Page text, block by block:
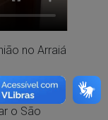
no Arraiá
a gestão
o São